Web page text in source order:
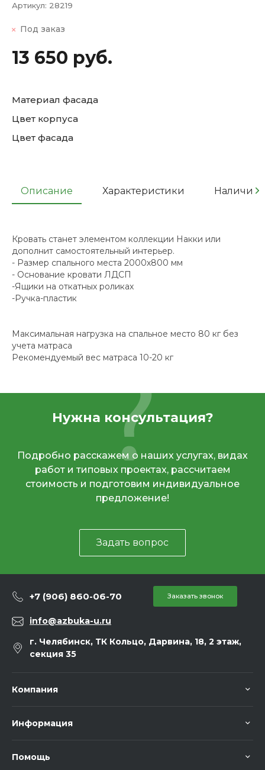
Артикул: 28219
Под заказ
13 650 руб.
Материал фасада
Цвет корпуса
Цвет фасада
Описание Характеристики Наличие
Кровать станет элементом коллекции Накки или
дополнит самостоятельный интерьер.
- Размер спального места 2000х800 мм
- Основание кровати ЛДСП
-Ящики на откатных роликах
-Ручка-пластик
Максимальная нагрузка на спальное место 80 кг без
учета матраса
Рекомендуемый вес матраса 10-20 кг
Нужна консультация?
Подробно расскажем о наших услугах, видах
работ и типовых проектах, рассчитаем
стоимость и подготовим индивидуальное
предложение!
Задать вопрос
+7 (906) 860-06-70 Заказать звонок
info@azbuka-u.ru
г. Челябинск, ТК Кольцо, Дарвина, 18, 2 этаж,
секция 35
Компания
Информация
Помощь